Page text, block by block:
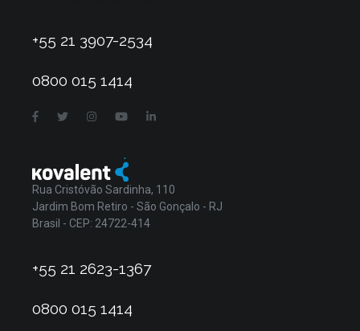
+55 21 3907-2534
0800 015 1414
Rua Cristóvão Sardinha, 110
Jardim Bom Retiro - São Gonçalo - RJ
Brasil - CEP: 24722-414
+55 21 2623-1367
0800 015 1414